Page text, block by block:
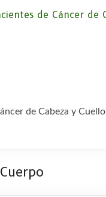
de Cabeza y Cuello